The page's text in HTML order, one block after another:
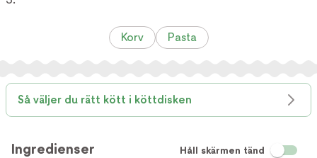
Korv Pasta
Så väljer du rätt kött i köttdisken
Ingredienser Håll skärmen tänd